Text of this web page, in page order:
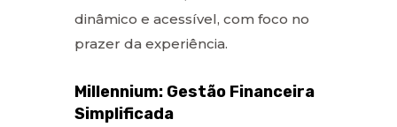
dinâmico e acessível, com foco no
prazer da experiência.
Millennium: Gestão Financeira
Simplificada